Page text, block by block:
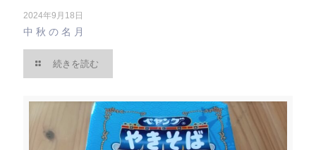
2024年9月18日
中秋の名月
続きを読む